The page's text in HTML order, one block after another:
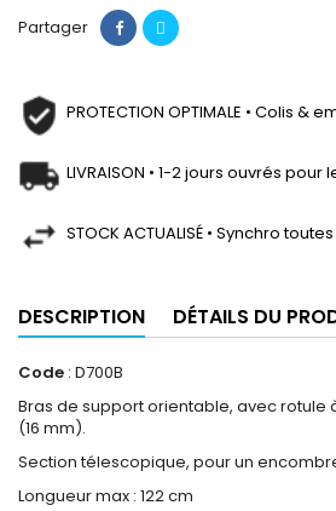
Partager
PROTECTION OPTIMALE • Colis &
LIVRAISON • 1-2 jours ouvrés
STOCK ACTUALISÉ • Synchro
DESCRIPTION DÉTAILS DU
Code : D700B
Bras de support orientable, avec rotule
(16 mm).
Section télescopique, pour un
Longueur max : 122 cm